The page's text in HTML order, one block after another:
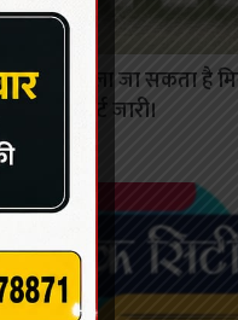
कभी भी खोला जा सकता है
का गेट, अलर्ट जारी।